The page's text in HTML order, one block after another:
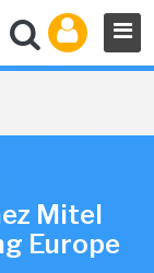
Mitel
Europe